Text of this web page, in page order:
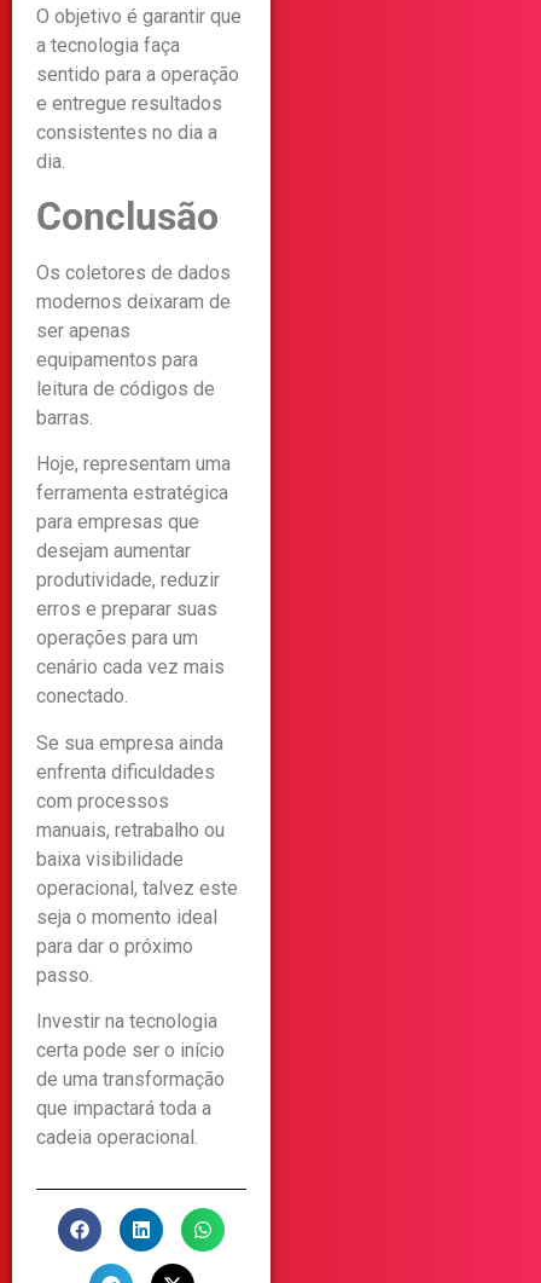
O objetivo é garantir que
a tecnologia faça
sentido para a operação
e entregue resultados
consistentes no dia a
dia.
Conclusão
Os coletores de dados
modernos deixaram de
ser apenas
equipamentos para
leitura de códigos de
barras.
Hoje, representam uma
ferramenta estratégica
para empresas que
desejam aumentar
produtividade, reduzir
erros e preparar suas
operações para um
cenário cada vez mais
conectado.
Se sua empresa ainda
enfrenta dificuldades
com processos
manuais, retrabalho ou
baixa visibilidade
operacional, talvez este
seja o momento ideal
para dar o próximo
passo.
Investir na tecnologia
certa pode ser o início
de uma transformação
que impactará toda a
cadeia operacional.